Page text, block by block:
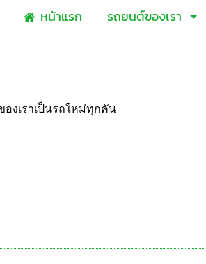
หน้าแรก รถยนต์ของเรา
องเราเป็นรถใหม่ทุกคัน